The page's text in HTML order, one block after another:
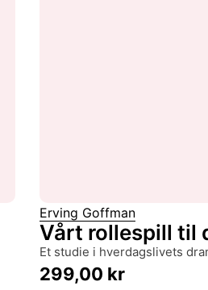
Erving Goffman
Vårt rollespill til
et studie i hverdagslivets
299,00 kr